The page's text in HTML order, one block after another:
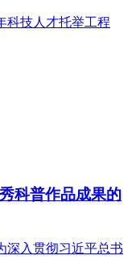
科技人才托举工程
科普作品成果的
深入贯彻习近平总书